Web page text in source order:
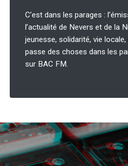
C’est dans les parages :
l’actualité de Nevers et de la
jeunesse, solidarité, vie
passe des choses dans les
sur BAC FM.